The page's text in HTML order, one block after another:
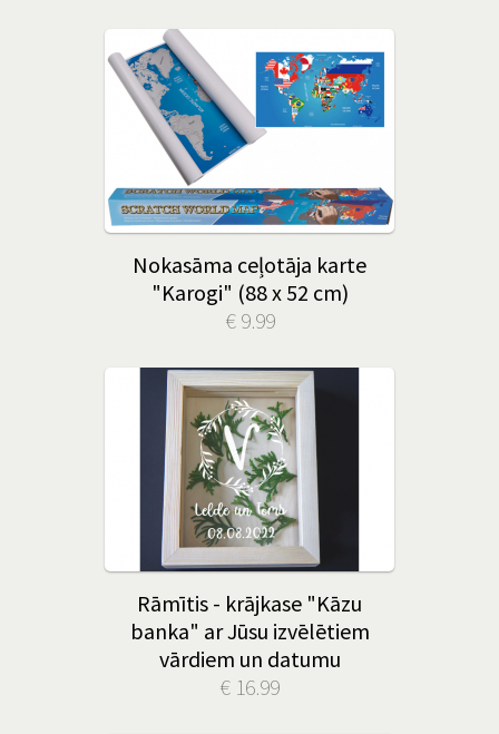
Nokasāma ceļotāja karte
"Karogi" (88 x 52 cm)
€ 9.99
Rāmītis - krājkase "Kāzu
banka" ar Jūsu izvēlētiem
vārdiem un datumu
€ 16.99